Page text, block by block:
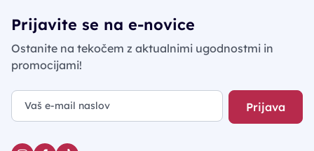
Prijavite se na e-novice
Ostanite na tekočem z aktualnimi ugodnostmi in
promocijami!
Prijava